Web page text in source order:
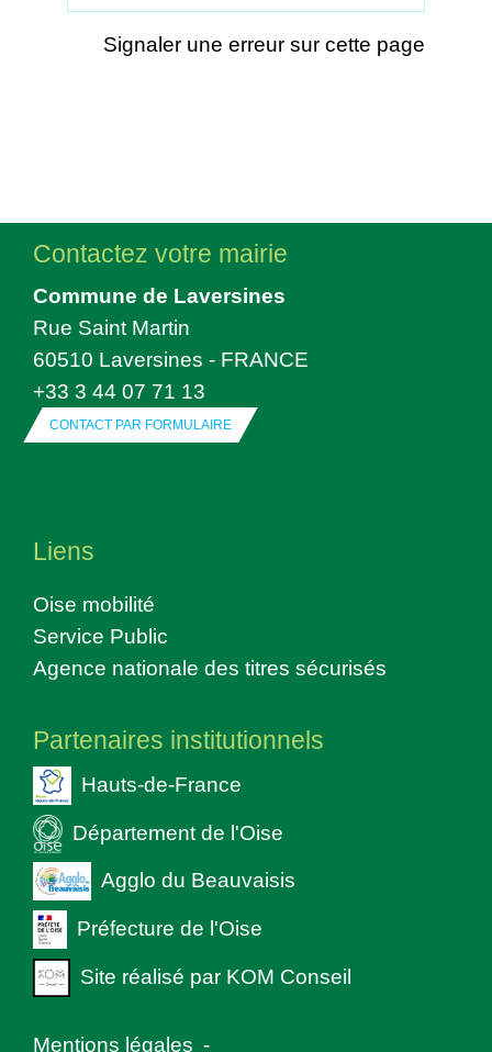
Signaler une erreur sur cette page
Contactez votre mairie
Commune de Laversines
Rue Saint Martin
60510 Laversines - FRANCE
+33 3 44 07 71 13
CONTACT PAR FORMULAIRE
Liens
Oise mobilité
Service Public
Agence nationale des titres sécurisés
Partenaires institutionnels
Hauts-de-France
Département de l'Oise
Agglo du Beauvaisis
Préfecture de l'Oise
Site réalisé par KOM Conseil
Mentions légales -